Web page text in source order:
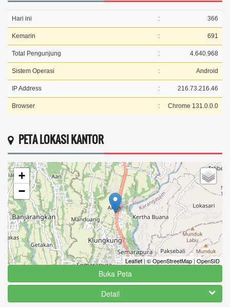
Hari ini : 366
Kemarin : 691
Total Pengunjung : 4.640.968
Sistem Operasi : Android
IP Address : 216.73.216.46
Browser : Chrome 131.0.0.0
PETA LOKASI KANTOR
+
−
Leaflet|© OpenStreetMap|OpenSID
Buka Peta
Detail